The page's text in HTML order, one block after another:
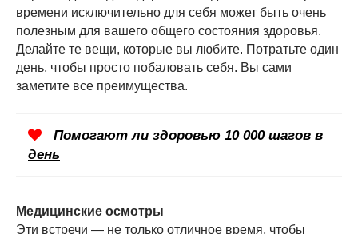
времени исключительно для себя может быть очень
полезным для вашего общего состояния здоровья.
Делайте те вещи, которые вы любите. Потратьте один
день, чтобы просто побаловать себя. Вы сами
заметите все преимущества.
Помогают ли здоровью 10 000 шагов в
день
Медицинские осмотры
Эти встречи — не только отличное время, чтобы